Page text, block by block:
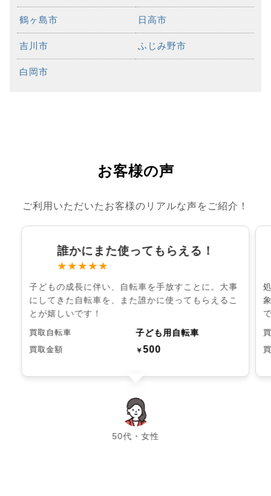
鶴ヶ島市 日高市
吉川市 ふじみ野市
白岡市
お客様の声
ご利用いただいたお客様のリアルな声をご紹介！
誰かにまた使ってもらえる！
★★★★★
子どもの成長に伴い、自転車を手放すことに。大事
にしてきた自転車を、また誰かに使ってもらえるこ
とが嬉しいです！
買取自転車 子ども用自転車
買取金額 ￥500
50代・女性
chevron_left chevron_right